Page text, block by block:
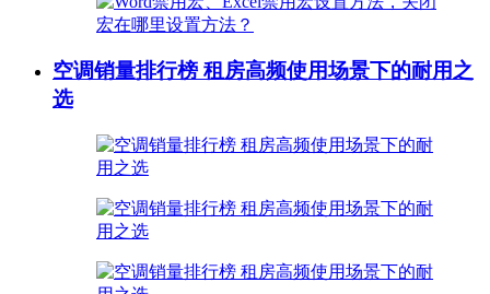
空调销量排行榜 租房高频使用场景下的耐用之
选